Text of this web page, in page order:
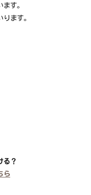
す。
ます。
る？
ら